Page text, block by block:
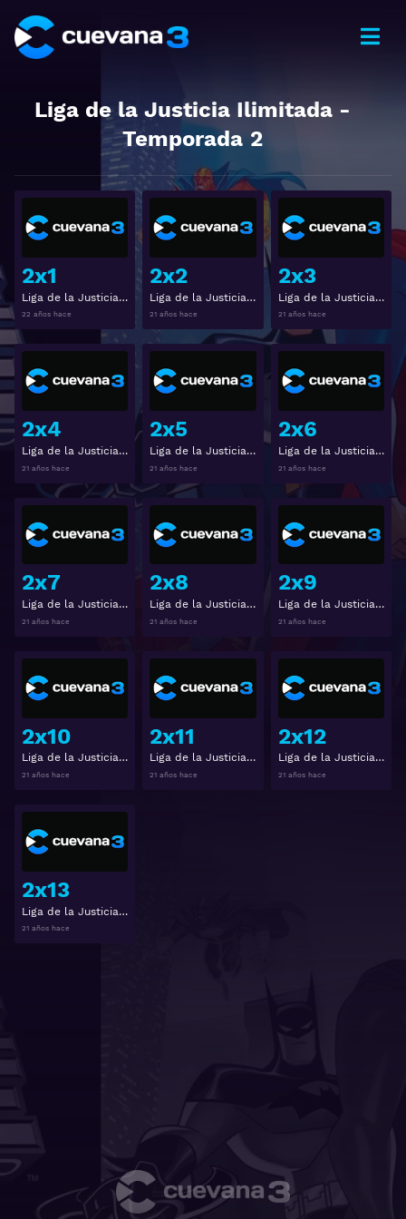
Liga de la Justicia Ilimitada-
Temporada 2
2x1
Liga de la Justicia Ilimitada 2x1
22 años hace
2x2
Liga de la Justicia Ilimitada 2x2
21 años hace
2x3
Liga de la Justicia Ilimitada 2x3
21 años hace
2x4
Liga de la Justicia Ilimitada 2x4
21 años hace
2x5
Liga de la Justicia Ilimitada 2x5
21 años hace
2x6
Liga de la Justicia Ilimitada 2x6
21 años hace
2x7
Liga de la Justicia Ilimitada 2x7
21 años hace
2x8
Liga de la Justicia Ilimitada 2x8
21 años hace
2x9
Liga de la Justicia Ilimitada 2x9
21 años hace
2x10
Liga de la Justicia Ilimitada 2x10
21 años hace
2x11
Liga de la Justicia Ilimitada 2x11
21 años hace
2x12
Liga de la Justicia Ilimitada 2x12
21 años hace
2x13
Liga de la Justicia Ilimitada 2x13
21 años hace